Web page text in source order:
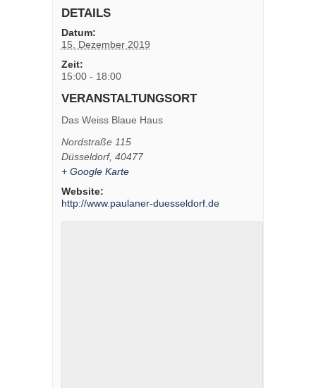
DETAILS
Datum:
15. Dezember 2019
Zeit:
15:00 - 18:00
VERANSTALTUNGSORT
Das Weiss Blaue Haus
Nordstraße 115
Düsseldorf, 40477
+ Google Karte
Website:
http://www.paulaner-duesseldorf.de